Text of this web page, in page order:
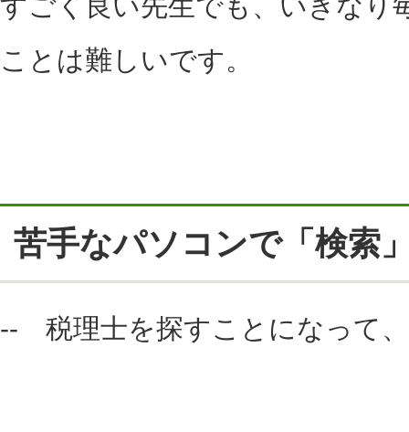
ことは難しいです。
苦手なパソコンで「検索
-- 税理士を探すことになって